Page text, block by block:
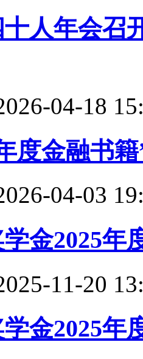
十人年会
04-18
度金融书
04-03
金2025年
11-20
金2025年